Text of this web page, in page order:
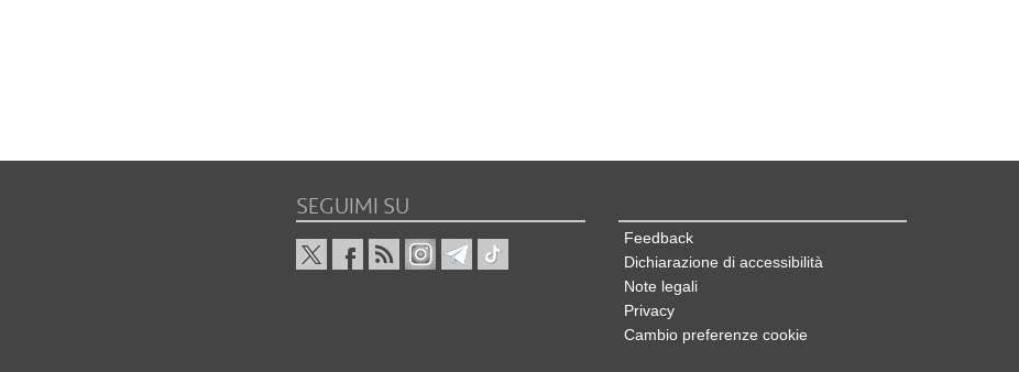
SEGUIMI SU
Feedback
Dichiarazione di accessibilità
Note legali
Privacy
Cambio preferenze cookie